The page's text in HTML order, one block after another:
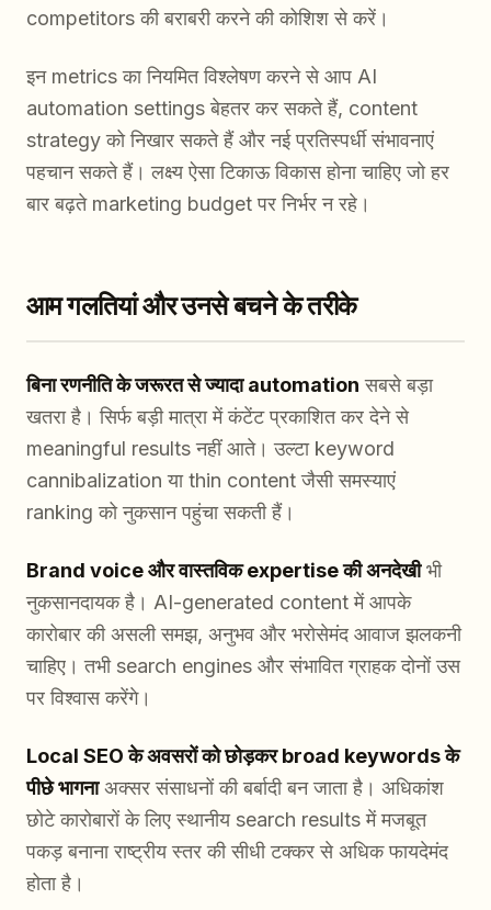
competitors की बराबरी करने की कोशिश से करें।
इन metrics का नियमित विश्लेषण करने से आप AI
automation settings बेहतर कर सकते हैं, content
strategy को निखार सकते हैं और नई प्रतिस्पर्धी संभावनाएं
पहचान सकते हैं। लक्ष्य ऐसा टिकाऊ विकास होना चाहिए जो हर
बार बढ़ते marketing budget पर निर्भर न रहे।
आम गलतियां और उनसे बचने के तरीके
बिना रणनीति के जरूरत से ज्यादा automation सबसे बड़ा
खतरा है। सिर्फ बड़ी मात्रा में कंटेंट प्रकाशित कर देने से
meaningful results नहीं आते। उल्टा keyword
cannibalization या thin content जैसी समस्याएं
ranking को नुकसान पहुंचा सकती हैं।
Brand voice और वास्तविक expertise की अनदेखीभी
नुकसानदायक है। AI-generated content में आपके
कारोबार की असली समझ, अनुभव और भरोसेमंद आवाज झलकनी
चाहिए। तभी search engines और संभावित ग्राहक दोनों उस
पर विश्वास करेंगे।
Local SEO के अवसरों को छोड़कर broad keywords के
पीछे भागनाअक्सर संसाधनों की बर्बादी बन जाता है। अधिकांश
छोटे कारोबारों के लिए स्थानीय search results में मजबूत
पकड़ बनाना राष्ट्रीय स्तर की सीधी टक्कर से अधिक फायदेमंद
होता है।